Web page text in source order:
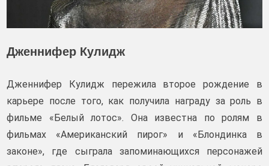
Дженнифер Кулидж
Дженнифер Кулидж пережила второе рождение в
карьере после того, как получила награду за роль в
фильме «Белый лотос». Она известна по ролям в
фильмах «Американский пирог» и «Блондинка в
законе», где сыграла запоминающихся персонажей